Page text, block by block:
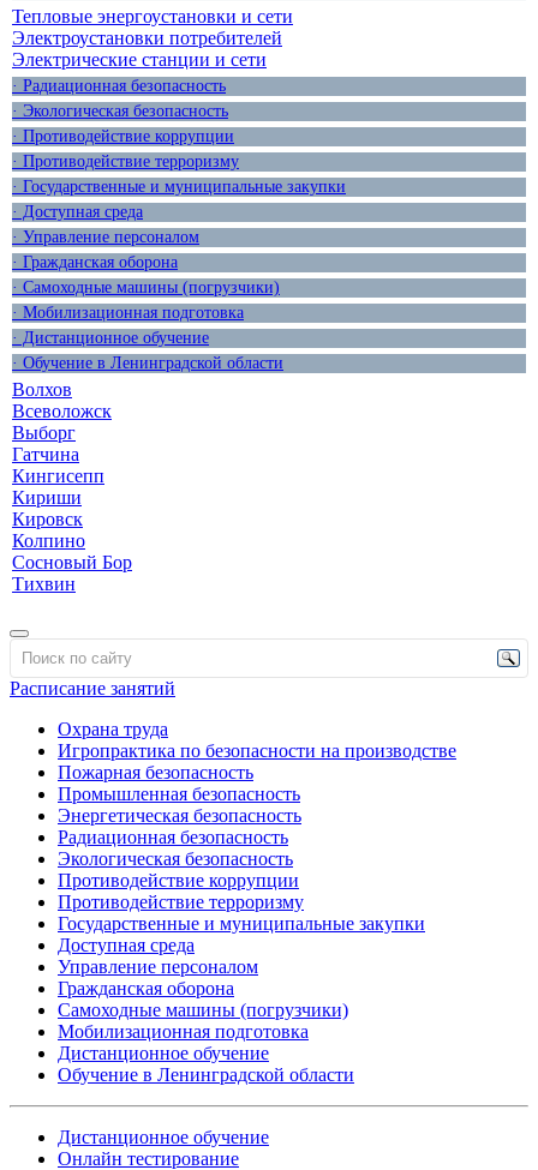
Тепловые энергоустановки и сети
Электроустановки потребителей
Электрические станции и сети
· Радиационная безопасность
· Экологическая безопасность
· Противодействие коррупции
· Противодействие терроризму
· Государственные и муниципальные закупки
· Доступная среда
· Управление персоналом
· Гражданская оборона
· Самоходные машины (погрузчики)
· Мобилизационная подготовка
· Дистанционное обучение
· Обучение в Ленинградской области
Волхов
Всеволожск
Выборг
Гатчина
Кингисепп
Кириши
Кировск
Колпино
Сосновый Бор
Тихвин
Расписание занятий
Охрана труда
Игропрактика по безопасности на производстве
Пожарная безопасность
Промышленная безопасность
Энергетическая безопасность
Радиационная безопасность
Экологическая безопасность
Противодействие коррупции
Противодействие терроризму
Государственные и муниципальные закупки
Доступная среда
Управление персоналом
Гражданская оборона
Самоходные машины (погрузчики)
Мобилизационная подготовка
Дистанционное обучение
Обучение в Ленинградской области
Дистанционное обучение
Онлайн тестирование